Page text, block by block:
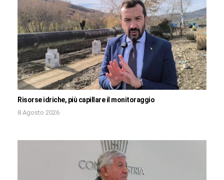
Risorse idriche, più capillare il monitoraggio
8 Agosto 2026